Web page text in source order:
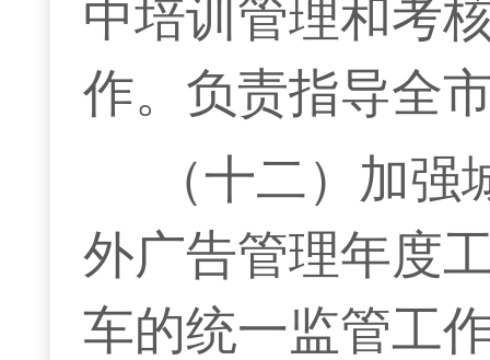
中培训管理和考
作。负责指导全
（十二）加
外广告管理年度
车的统一监管工